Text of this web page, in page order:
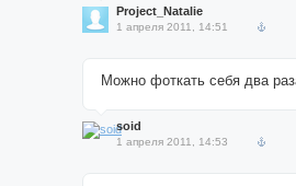
Project_Natalie
1 апреля 2011, 14:51
Можно фоткать себя два
soid
1 апреля 2011, 14:53